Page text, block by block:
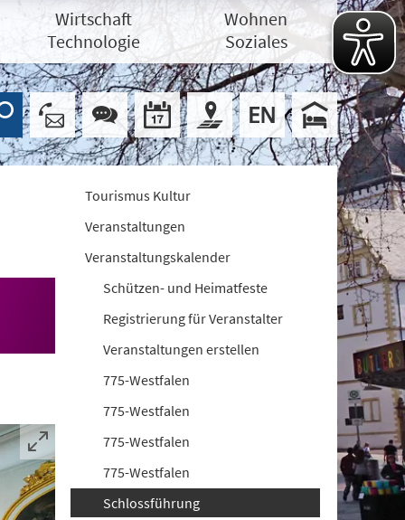
Wirtschaft
Technologie
Wohnen
Soziales
Tourismus Kultur
Veranstaltungen
Veranstaltungskalender
Schützen- und Heimatfeste
Registrierung für Veranstalter
Veranstaltungen erstellen
775-Westfalen
775-Westfalen
775-Westfalen
775-Westfalen
Schlossführung